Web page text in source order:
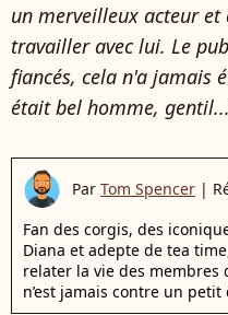
un merveilleux acteur
travailler avec lui. Le
fiancés, cela n'a jamais
était bel homme, gentil...
Par Tom Spencer |
Fan des corgis, des
Diana et adepte de tea
relater la vie des
n’est jamais contre un